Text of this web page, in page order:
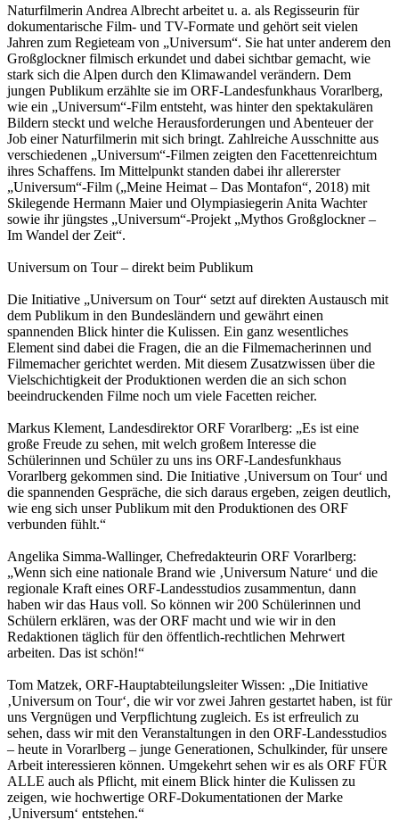
Naturfilmerin Andrea Albrecht arbeitet u. a. als Regisseurin für
dokumentarische Film- und TV-Formate und gehört seit vielen
Jahren zum Regieteam von „Universum“. Sie hat unter anderem den
Großglockner filmisch erkundet und dabei sichtbar gemacht, wie
stark sich die Alpen durch den Klimawandel verändern. Dem
jungen Publikum erzählte sie im ORF-Landesfunkhaus Vorarlberg,
wie ein „Universum“-Film entsteht, was hinter den spektakulären
Bildern steckt und welche Herausforderungen und Abenteuer der
Job einer Naturfilmerin mit sich bringt. Zahlreiche Ausschnitte aus
verschiedenen „Universum“-Filmen zeigten den Facettenreichtum
ihres Schaffens. Im Mittelpunkt standen dabei ihr allererster
„Universum“-Film („Meine Heimat – Das Montafon“, 2018) mit
Skilegende Hermann Maier und Olympiasiegerin Anita Wachter
sowie ihr jüngstes „Universum“-Projekt „Mythos Großglockner –
Im Wandel der Zeit“.
Universum on Tour – direkt beim Publikum
Die Initiative „Universum on Tour“ setzt auf direkten Austausch mit
dem Publikum in den Bundesländern und gewährt einen
spannenden Blick hinter die Kulissen. Ein ganz wesentliches
Element sind dabei die Fragen, die an die Filmemacherinnen und
Filmemacher gerichtet werden. Mit diesem Zusatzwissen über die
Vielschichtigkeit der Produktionen werden die an sich schon
beeindruckenden Filme noch um viele Facetten reicher.
Markus Klement, Landesdirektor ORF Vorarlberg: „Es ist eine
große Freude zu sehen, mit welch großem Interesse die
Schülerinnen und Schüler zu uns ins ORF-Landesfunkhaus
Vorarlberg gekommen sind. Die Initiative ‚Universum on Tour‘ und
die spannenden Gespräche, die sich daraus ergeben, zeigen deutlich,
wie eng sich unser Publikum mit den Produktionen des ORF
verbunden fühlt.“
Angelika Simma-Wallinger, Chefredakteurin ORF Vorarlberg:
„Wenn sich eine nationale Brand wie ‚Universum Nature‘ und die
regionale Kraft eines ORF-Landesstudios zusammentun, dann
haben wir das Haus voll. So können wir 200 Schülerinnen und
Schülern erklären, was der ORF macht und wie wir in den
Redaktionen täglich für den öffentlich-rechtlichen Mehrwert
arbeiten. Das ist schön!“
Tom Matzek, ORF-Hauptabteilungsleiter Wissen: „Die Initiative
‚Universum on Tour‘, die wir vor zwei Jahren gestartet haben, ist für
uns Vergnügen und Verpflichtung zugleich. Es ist erfreulich zu
sehen, dass wir mit den Veranstaltungen in den ORF-Landesstudios
– heute in Vorarlberg – junge Generationen, Schulkinder, für unsere
Arbeit interessieren können. Umgekehrt sehen wir es als ORF FÜR
ALLE auch als Pflicht, mit einem Blick hinter die Kulissen zu
zeigen, wie hochwertige ORF-Dokumentationen der Marke
‚Universum‘ entstehen.“